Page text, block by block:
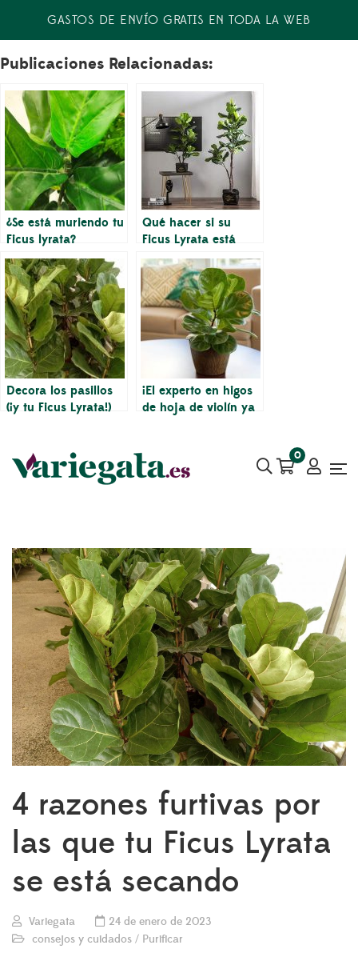
GASTOS DE ENVÍO GRATIS EN TODA LA WEB
Publicaciones Relacionadas:
¿Se está muriendo tu
Ficus lyrata?
Qué hacer si su
Ficus Lyrata está
dejando caer hojas
Decora los pasillos
(¡y tu Ficus Lyrata!)
¡El experto en higos
de hoja de violín ya
0
4 razones furtivas por
las que tu Ficus Lyrata
se está secando
Variegata
24 de enero de 2023
consejos y cuidados / Purificar